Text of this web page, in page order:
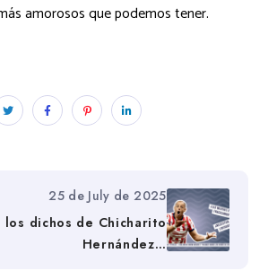
amorosos que podemos tener.
25 de July de 2025
los dichos de Chicharito
Hernández…